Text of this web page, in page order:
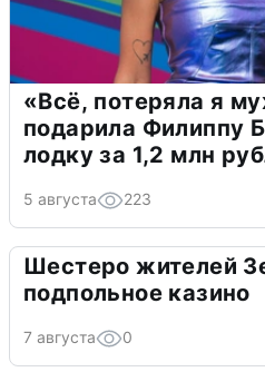
«Всё, потеряла я
подарила Филиппу
лодку за 1,2 млн
5 августа 223
Шестеро жителей
подпольное казино
7 августа 0